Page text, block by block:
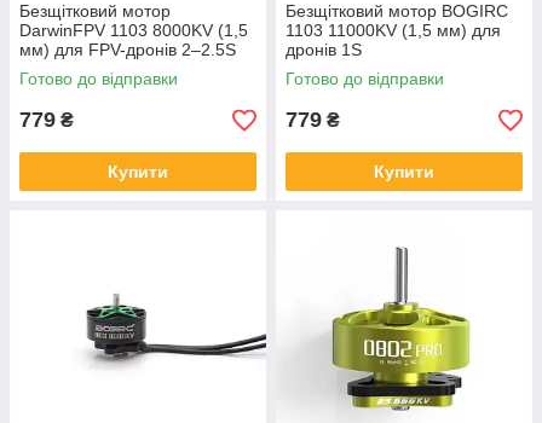
Безщітковий мотор
DarwinFPV 1103 8000KV (1,5
мм) для FPV-дронів 2–2.5S
Готово до відправки
779 ₴
Купити
Безщітковий мотор BOGIRC
1103 11000KV (1,5 мм) для
дронів 1S
Готово до відправки
779 ₴
Купити